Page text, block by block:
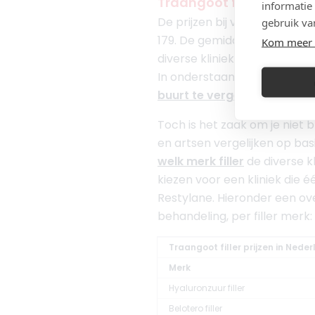
informatie
gebruik
Kom
De prijzen bij verschillende
179. De gemiddelde prijs is
diverse klinieken.
In onderstaande tabel
buurt te vergelijken.
Toch is het zaak om je niet
en artsen vergelijken op
welk merk filler de diverse
kiezen voor een kliniek die
Restylane. Hieronder een
behandeling, per filler merk:
Traangoot filler prijzen in
Merk
Hyaluronzuur filler
Belotero filler